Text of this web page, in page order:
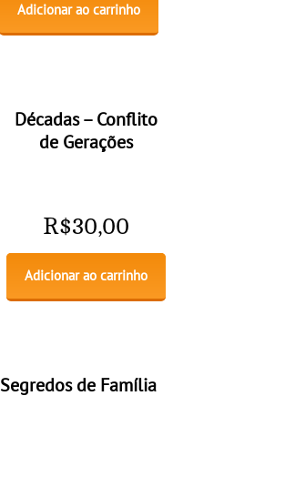
Adicionar ao carrinho
Décadas – Conflito
de Gerações
R$30,00
Adicionar ao carrinho
Segredos de Família